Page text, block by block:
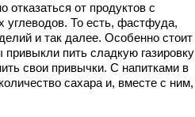
отказаться от продуктов с
То есть, фастфуда,
и так далее. Особенно стоит
пить сладкую газировку
свои привычки. С напитками в
сахара и, вместе с ним,